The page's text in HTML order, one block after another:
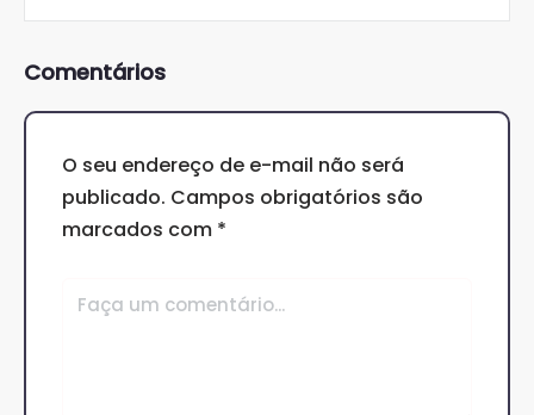
Comentários
O seu endereço de e-mail não será
publicado. Campos obrigatórios são
marcados com *